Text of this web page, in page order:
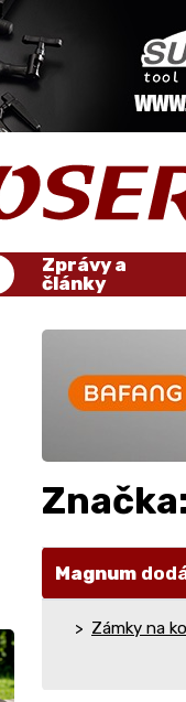
Zprávy a
články
Magnum
Zámky na